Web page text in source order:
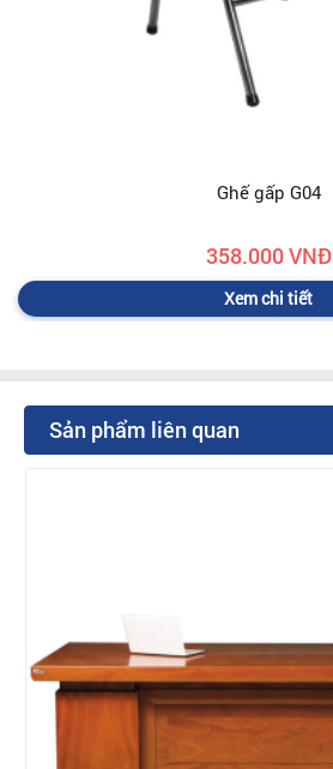
Ghế gấp G04
358.000 VNĐ
Xem chi tiết
Sản phẩm liên quan